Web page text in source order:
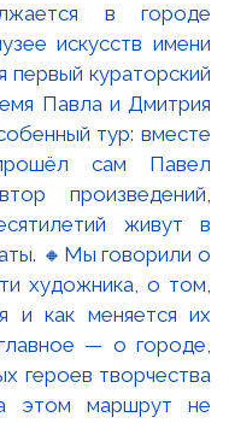
в городе
искусств имени
первый кураторский
Павла и Дмитрия
тур: вместе
сам Павел
произведений,
живут в
🔸Мы говорили о
художника, о том,
и как меняется их
— о городе,
героев творчества
этом маршрут не